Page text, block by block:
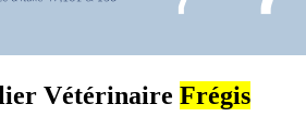
Vétérinaire Frégis